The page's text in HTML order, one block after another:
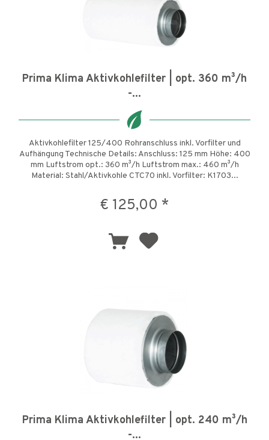
Prima Klima Aktivkohlefilter | opt. 360 m³/h
-...
Aktivkohlefilter 125/400 Rohranschluss inkl. Vorfilter und
Aufhängung Technische Details: Anschluss: 125 mm Höhe: 400
mm Luftstrom opt.: 360 m³/h Luftstrom max.: 460 m³/h
Material: Stahl/Aktivkohle CTC70 inkl. Vorfilter: K1703...
€ 125,00 *
Prima Klima Aktivkohlefilter | opt. 240 m³/h
-...